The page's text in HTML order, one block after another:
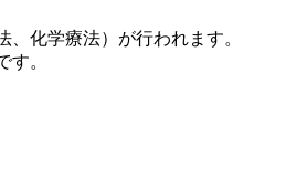
化学療法）が行われます。
。